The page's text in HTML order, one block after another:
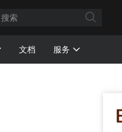
文档 服务